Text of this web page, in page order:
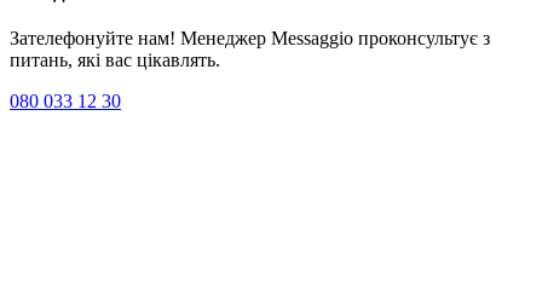
Зателефонуйте нам! Менеджер Messaggio проконсультує з
питань, які вас цікавлять.
080 033 12 30